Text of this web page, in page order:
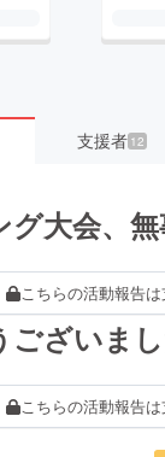
支援者 12
大会、無
こちらの活動報告は
ざいまし
こちらの活動報告は